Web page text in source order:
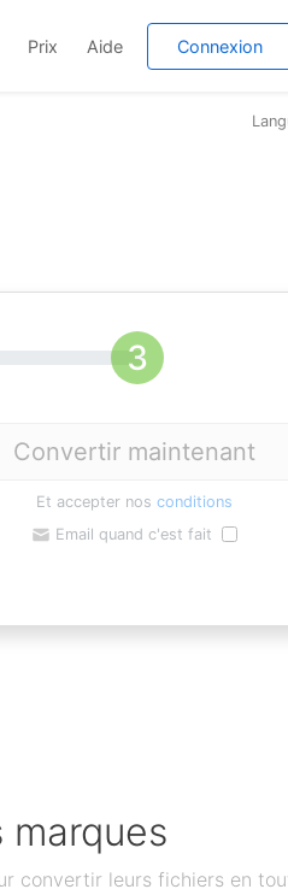
Prix Aide Connexion
Convertir maintenant
Et accepter nosconditions
Email quand c'est fait
convertir leurs fichiers en